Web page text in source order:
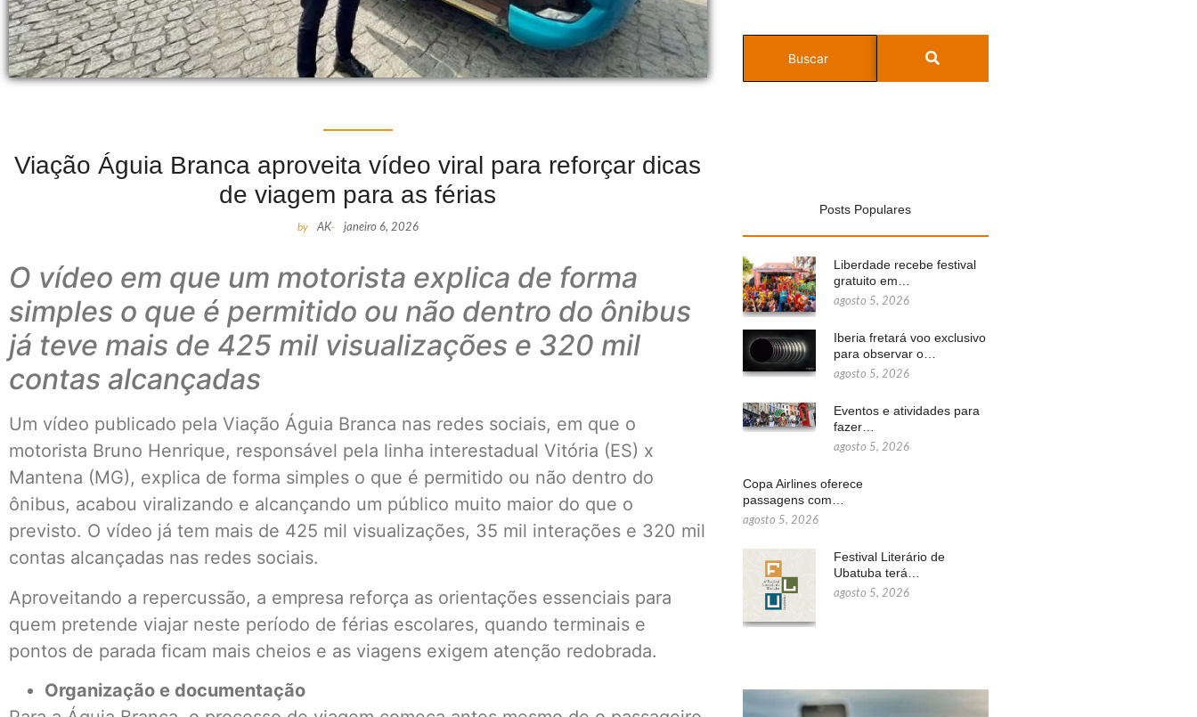
Viação Águia Branca aproveita vídeo viral para reforçar dicas
de viagem para as férias
by AK- janeiro 6, 2026
O vídeo em que um motorista explica de forma
simples o que é permitido ou não dentro do ônibus
já teve mais de 425 mil visualizações e 320 mil
contas alcançadas
Um vídeo publicado pela Viação Águia Branca nas redes sociais, em que o
motorista Bruno Henrique, responsável pela linha interestadual Vitória (ES) x
Mantena (MG), explica de forma simples o que é permitido ou não dentro do
ônibus, acabou viralizando e alcançando um público muito maior do que o
previsto. O vídeo já tem mais de 425 mil visualizações, 35 mil interações e 320 mil
contas alcançadas nas redes sociais.
Aproveitando a repercussão, a empresa reforça as orientações essenciais para
quem pretende viajar neste período de férias escolares, quando terminais e
pontos de parada ficam mais cheios e as viagens exigem atenção redobrada.
Organização e documentação
Posts Populares
Liberdade recebe festival
gratuito em…
agosto 5, 2026
Iberia fretará voo exclusivo
para observar o…
agosto 5, 2026
Eventos e atividades para
fazer…
agosto 5, 2026
Copa Airlines oferece
passagens com…
agosto 5, 2026
Festival Literário de
Ubatuba terá…
agosto 5, 2026